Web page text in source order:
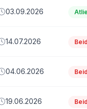
03.09.2026
14.07.2026
04.06.2026
19.06.2026